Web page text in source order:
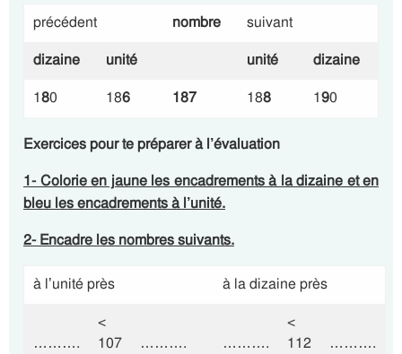
précédent nombre
suivant
dizaine
unité unité
dizaine
180 186 187 188 190
Exercices pour te préparer à l’évaluation
1- Colorie en jaune les encadrements à la dizaine et en
bleu les encadrements à l’unité.
2- Encadre les nombres suivants.
à l’unité près à la dizaine près
……….
<
107
………. ……….
<
112
……….